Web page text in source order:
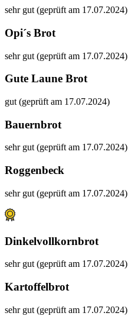
sehr gut (geprüft am 17.07.2024)
Opi´s Brot
sehr gut (geprüft am 17.07.2024)
Gute Laune Brot
gut (geprüft am 17.07.2024)
Bauernbrot
sehr gut (geprüft am 17.07.2024)
Roggenbeck
sehr gut (geprüft am 17.07.2024)
Dinkelvollkornbrot
sehr gut (geprüft am 17.07.2024)
Kartoffelbrot
sehr gut (geprüft am 17.07.2024)